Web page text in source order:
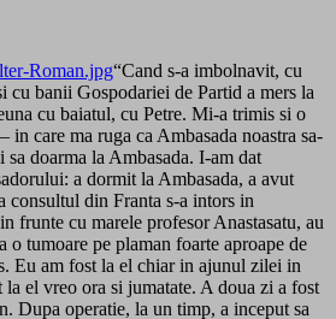
“Cand s-a imbolnavit, cu
cu banii Gospodariei de Partid a mers la
cu baiatul, cu Petre. Mi-a trimis si o
in care ma ruga ca Ambasada noastra sa-
sa doarma la Ambasada. I-am dat
a dormit la Ambasada, a avut
consultul din Franta s-a intors in
frunte cu marele profesor Anastasatu, au
o tumoare pe plaman foarte aproape de
Eu am fost la el chiar in ajunul zilei in
la el vreo ora si jumatate. A doua zi a fost
Dupa operatie, la un timp, a inceput sa